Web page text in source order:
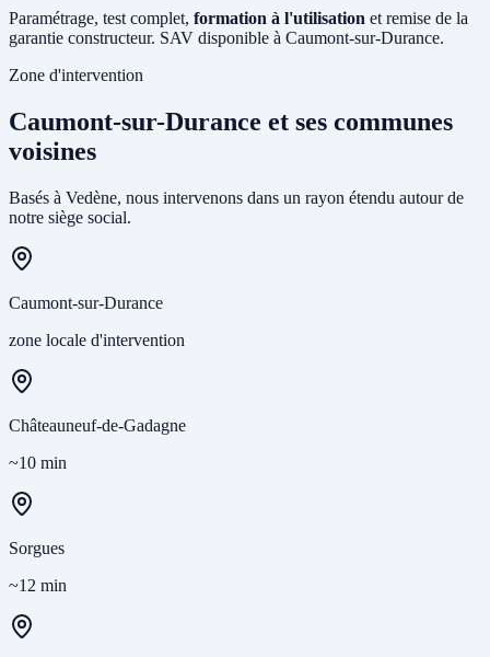
Paramétrage, test complet, formation à l'utilisation et remise de la
garantie constructeur. SAV disponible à Caumont-sur-Durance.
Zone d'intervention
Caumont-sur-Durance et ses communes
voisines
Basés à Vedène, nous intervenons dans un rayon étendu autour de
notre siège social.
Caumont-sur-Durance
zone locale d'intervention
Châteauneuf-de-Gadagne
~10 min
Sorgues
~12 min